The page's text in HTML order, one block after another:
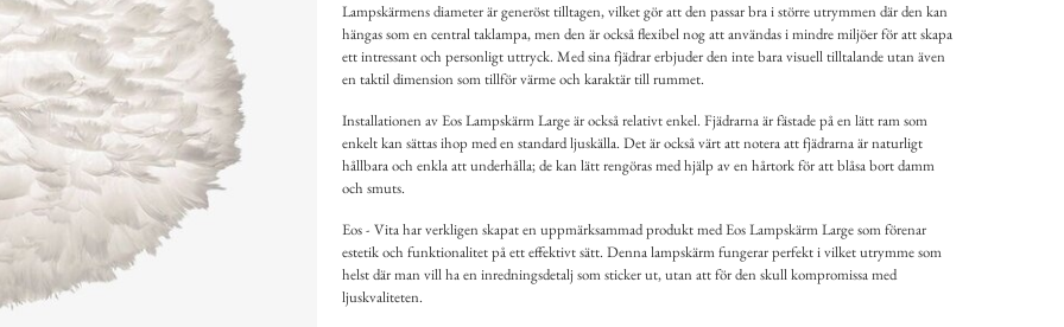
Lampskärmens diameter är generöst tilltagen, vilket gör att den passar bra i större utrymmen där den kan
hängas som en central taklampa, men den är också flexibel nog att användas i mindre miljöer för att skapa
ett intressant och personligt uttryck. Med sina fjädrar erbjuder den inte bara visuell tilltalande utan även
en taktil dimension som tillför värme och karaktär till rummet.
Installationen av Eos Lampskärm Large är också relativt enkel. Fjädrarna är fästade på en lätt ram som
enkelt kan sättas ihop med en standard ljuskälla. Det är också värt att notera att fjädrarna är naturligt
hållbara och enkla att underhålla; de kan lätt rengöras med hjälp av en hårtork för att blåsa bort damm
och smuts.
Eos - Vita har verkligen skapat en uppmärksammad produkt med Eos Lampskärm Large som förenar
estetik och funktionalitet på ett effektivt sätt. Denna lampskärm fungerar perfekt i vilket utrymme som
helst där man vill ha en inredningsdetalj som sticker ut, utan att för den skull kompromissa med
ljuskvaliteten.